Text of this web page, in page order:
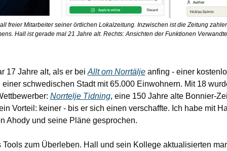
freier Mitarbeiter seiner örtlichen Lokalzeitung. Inzwischen ist die Zeitung
Hall ist gerade mal 21 Jahre alt. Rechts: Ansichten der Funktionen
17 Jahre alt, als er bei Allt om Norrtälje anfing - einer
schwedischen Stadt mit 65.000 Einwohnern. Mit 18
Norrtelje Tidning, eine 150 Jahre alte Bonnier-
Vorteil: keiner - bis er sich einen verschaffte. Ich habe mit
Ahody und seine Pläne gesprochen.
zum Überleben. Hall und sein Kollege aktualisierten